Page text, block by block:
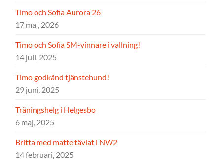
Timo och Sofia Aurora 26
17 maj, 2026
Timo och Sofia SM-vinnare i vallning!
14 juli, 2025
Timo godkänd tjänstehund!
29 juni, 2025
Träningshelg i Helgesbo
6 maj, 2025
Britta med matte tävlat i NW2
14 februari, 2025